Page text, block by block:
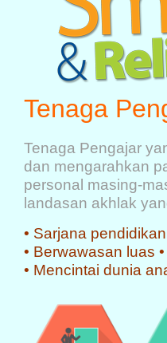
Tenaga
Tenaga Pengajar
dan mengarahkan
personal masing-
landasan akhlak
• Sarjana pendidikan
• Berwawasan luas •
• Mencintai dunia